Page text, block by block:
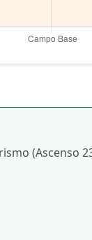
(Ascenso